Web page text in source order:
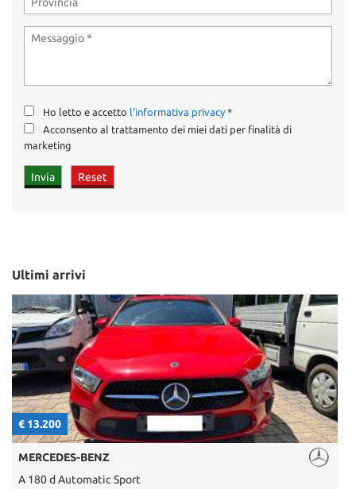
Ho letto e accetto l'informativa privacy *
Acconsento al trattamento dei miei dati per finalità di
marketing
Ultimi arrivi
€ 13.200
MERCEDES-BENZ
A 180 d Automatic Sport